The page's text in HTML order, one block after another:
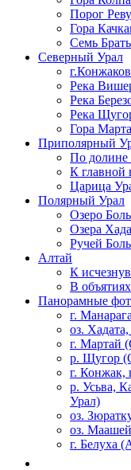
Порог
Гора
Семь
Северный Урал
Река
Река
Река
Гора
Приполярный
По долине
К главной
Царица
Полярный Урал
Озеро
Озера
Ручей
Алтай
К
В
Панорамные
г.
оз.
г. Мартай
р. Щугор
г. Конжак,
р. Усьва,
Урал)
оз.
оз.
г. Белуха